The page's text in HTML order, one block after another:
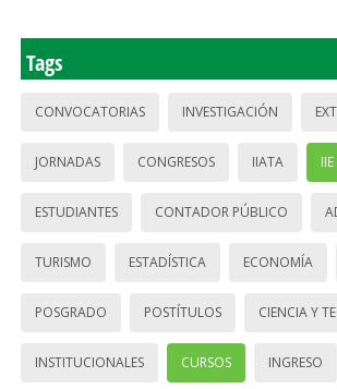
Tags
CONVOCATORIAS INVESTIGACIÓN
JORNADAS CONGRESOS IIATA IIE
ESTUDIANTES CONTADOR PÚBLICO
TURISMO ESTADÍSTICA ECONOMÍA
POSGRADO POSTÍTULOS CIENCIA Y
INSTITUCIONALES CURSOS INGRESO